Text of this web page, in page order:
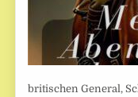
britischen General,